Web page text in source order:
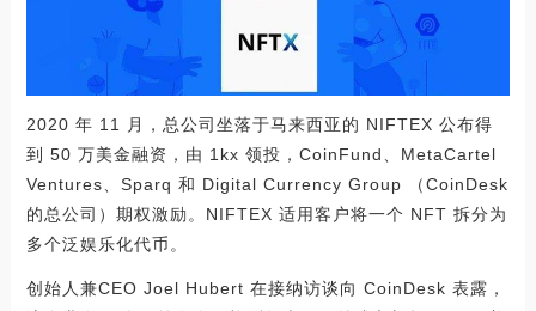
2020 年 11 月，总公司坐落于马来西亚的 NIFTEX 公布得
到 50 万美金融资，由 1kx 领投，CoinFund、MetaCartel
Ventures、Sparq 和 Digital Currency Group （CoinDesk
的总公司）期权激励。NIFTEX 适用客户将一个 NFT 拆分为
多个泛娱乐化代币。
创始人兼CEO Joel Hubert 在接纳访谈向 CoinDesk 表露，